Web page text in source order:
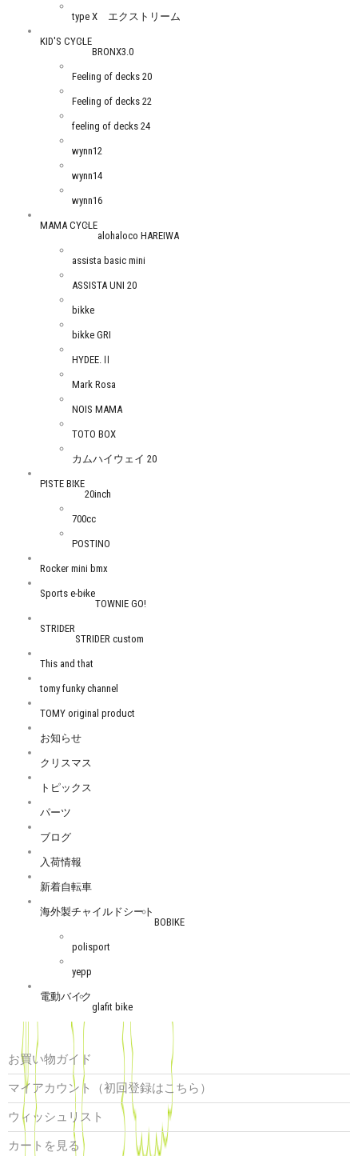
type X エクストリーム
KID'S CYCLE
BRONX3.0
Feeling of decks 20
Feeling of decks 22
feeling of decks 24
wynn12
wynn14
wynn16
MAMA CYCLE
alohaloco HAREIWA
assista basic mini
ASSISTA UNI 20
bikke
bikke GRI
HYDEE.Ⅱ
Mark Rosa
NOIS MAMA
TOTO BOX
カムハイウェイ 20
PISTE BIKE
20inch
700cc
POSTINO
Rocker mini bmx
Sports e-bike
TOWNIE GO!
STRIDER
STRIDER custom
This and that
tomy funky channel
TOMY original product
お知らせ
クリスマス
トピックス
パーツ
ブログ
入荷情報
新着自転車
海外製チャイルドシート
BOBIKE
polisport
yepp
電動バイク
glafit bike
お買い物ガイド
マイアカウント（初回登録はこちら）
ウィッシュリスト
カートを見る